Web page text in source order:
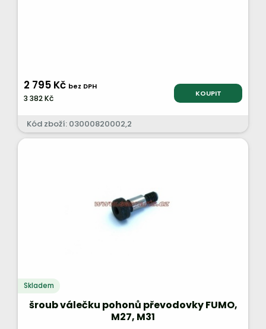
2 795 Kč bez DPH
3 382 Kč KOUPIT
Kód zboží: 03000820002,2
Skladem
šroub válečku pohonů převodovky FUMO,
M27, M31